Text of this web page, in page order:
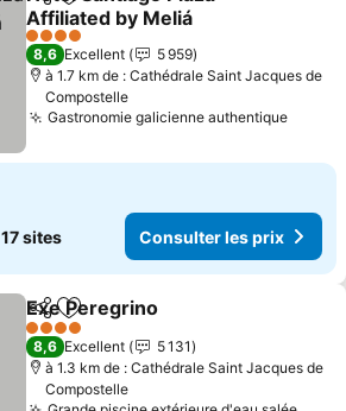
PartagerAjouter à mes favoris
Affiliated by Meliá
4 Étoiles
8,6 Excellent
5 959
à 1.7 km de : Cathédrale Saint Jacques de
Compostelle
Gastronomie galicienne authentique
17 sites Consulter les prix
PartagerAjouter à mes favoris
Exe Peregrino
4 Étoiles
8,6 Excellent
5 131
à 1.3 km de : Cathédrale Saint Jacques de
Compostelle